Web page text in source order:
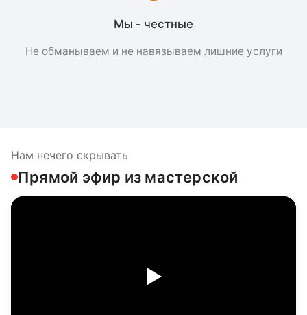
Мы - честные
Не обманываем и не навязываем лишние услуги
Нам нечего скрывать
Прямой эфир из мастерской
▶